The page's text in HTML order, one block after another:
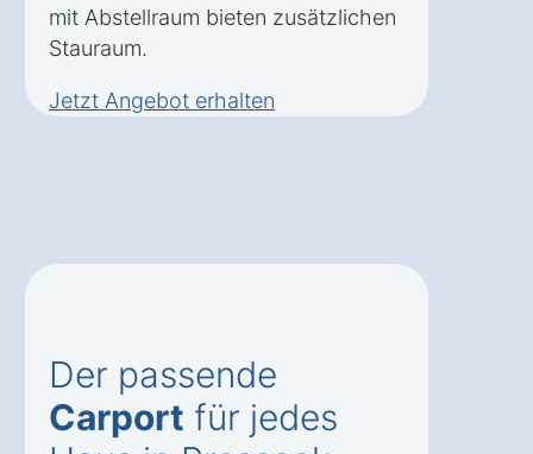
mit Abstellraum bieten zusätzlichen
Stauraum.
Jetzt Angebot erhalten
Der passende
Carport für jedes